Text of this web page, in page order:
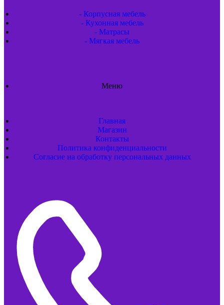
- Корпусная мебель
- Кухонная мебель
- Матрасы
- Мягкая мебель
Меню
Главная
Магазин
Контакты
Политика конфиденциальности
Согласие на обработку персональных данных